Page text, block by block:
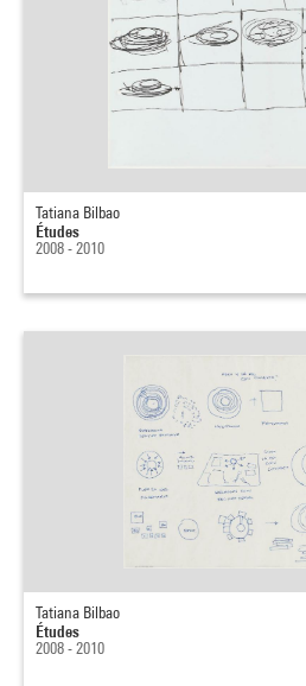
Tatiana Bilbao
Études
2008 - 2010
Tatiana Bilbao
Études
2008 - 2010